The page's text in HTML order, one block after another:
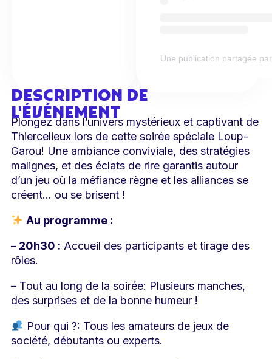
Une publication partagée
DESCRIPTION DE
L'ÉVÉNEMENT
Plongez dans l’univers mystérieux et captivant de
Thiercelieux lors de cette soirée spéciale Loup-
Garou! Une ambiance conviviale, des stratégies
malignes, et des éclats de rire garantis autour
d’un jeu où la méfiance règne et les alliances se
créent… ou se brisent !
Au programme :
– 20h30 : Accueil des participants et tirage des
rôles.
– Tout au long de la soirée: Plusieurs manches,
des surprises et de la bonne humeur !
Pour qui ?: Tous les amateurs de jeux de
société, débutants ou experts.